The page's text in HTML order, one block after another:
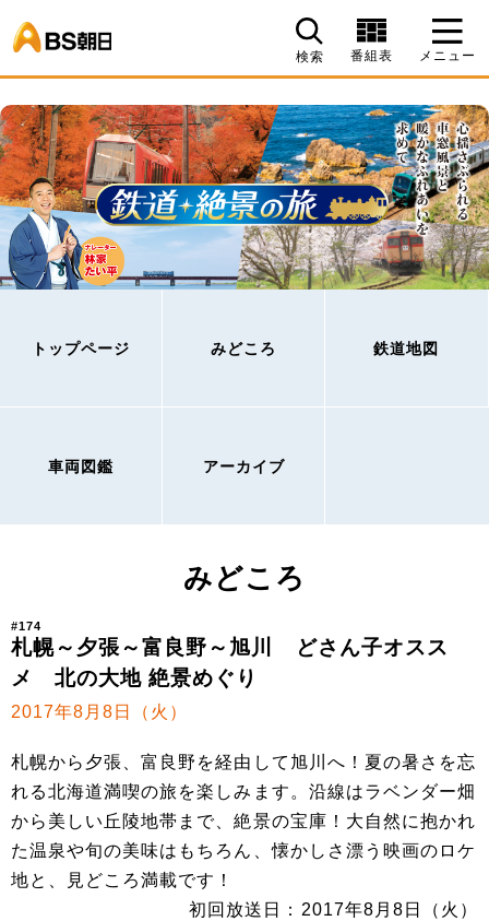
検索 番組表 メニュー
トップページ みどころ 鉄道地図
車両図鑑 アーカイブ
みどころ
#174
札幌～夕張～富良野～旭川 どさん子オスス
メ 北の大地 絶景めぐり
2017年8月8日（火）
札幌から夕張、富良野を経由して旭川へ！夏の暑さを忘
れる北海道満喫の旅を楽しみます。沿線はラベンダー畑
から美しい丘陵地帯まで、絶景の宝庫！大自然に抱かれ
た温泉や旬の美味はもちろん、懐かしさ漂う映画のロケ
地と、見どころ満載です！
初回放送日：2017年8月8日（火）